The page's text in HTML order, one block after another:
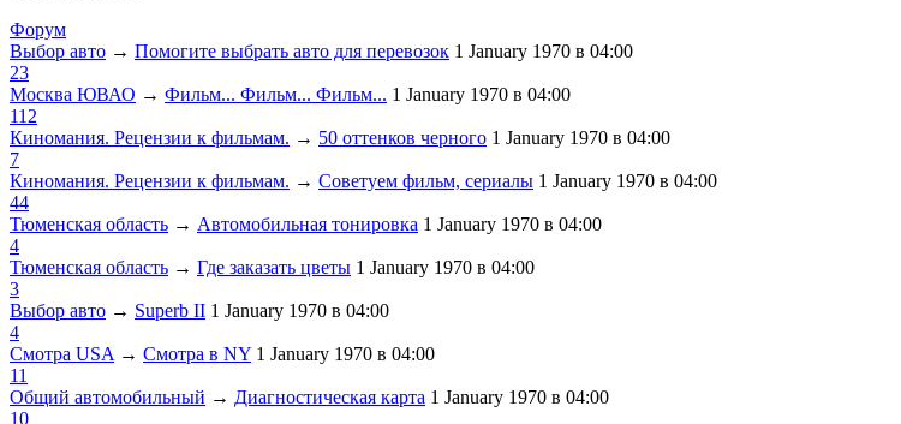
Форум
Выбор авто → Помогите выбрать авто для перевозок 1 January 1970 в 04:00
23
Москва ЮВАО → Фильм... Фильм... Фильм... 1 January 1970 в 04:00
112
Киномания. Рецензии к фильмам. → 50 оттенков черного 1 January 1970 в 04:00
7
Киномания. Рецензии к фильмам. → Советуем фильм, сериалы 1 January 1970 в 04:00
44
Тюменская область → Автомобильная тонировка 1 January 1970 в 04:00
4
Тюменская область → Где заказать цветы 1 January 1970 в 04:00
3
Выбор авто → Superb II 1 January 1970 в 04:00
4
Смотра USA → Смотра в NY 1 January 1970 в 04:00
11
Общий автомобильный → Диагностическая карта 1 January 1970 в 04:00
10